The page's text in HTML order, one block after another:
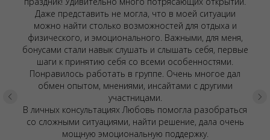
Даже представить не могла, что в моей ситуации
можно найти столько возможностей для отдыха и
физического, и эмоционального. Важными, для меня,
бонусами стали навык слушать и слышать себя, первые
шаги к принятию себя со всеми особенностями.
Понравилось работать в группе. Очень многое дал
обмен опытом, мнениями, инсайтами с другими
участницами.
В личных консультациях Любовь помогла разобраться
со сложными ситуациями, найти решение, дала очень
мощную эмоциональную поддержку.